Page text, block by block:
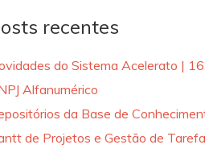
recentes
do Sistema Acelerato |
Alfanumérico
da Base de
de Projetos e Gestão de